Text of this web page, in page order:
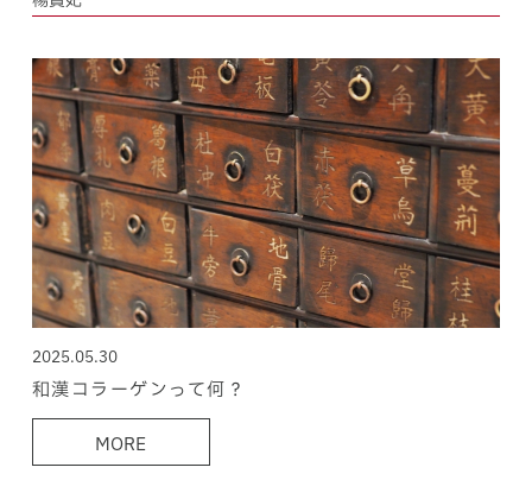
2025.05.30
和漢コラーゲンって何？
MORE